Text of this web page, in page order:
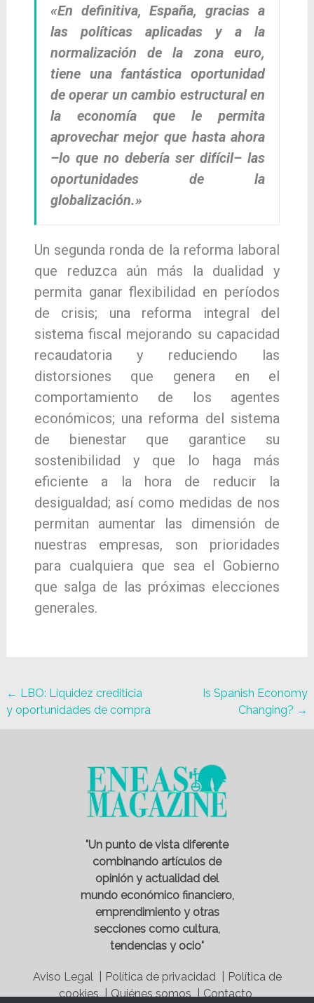
«En definitiva, España, gracias a
las políticas aplicadas y a la
normalización de la zona euro,
tiene una fantástica oportunidad
de operar un cambio estructural en
la economía que le permita
aprovechar mejor que hasta ahora
–lo que no debería ser difícil– las
oportunidades de la
globalización.»
Un segunda ronda de la reforma laboral
que reduzca aún más la dualidad y
permita ganar flexibilidad en períodos
de crisis; una reforma integral del
sistema fiscal mejorando su capacidad
recaudatoria y reduciendo las
distorsiones que genera en el
comportamiento de los agentes
económicos; una reforma del sistema
de bienestar que garantice su
sostenibilidad y que lo haga más
eficiente a la hora de reducir la
desigualdad; así como medidas de nos
permitan aumentar las dimensión de
nuestras empresas, son prioridades
para cualquiera que sea el Gobierno
que salga de las próximas elecciones
generales.
← LBO: Liquidez crediticia
y oportunidades de compra
Is Spanish Economy
Changing? →
"Un punto de vista diferente
combinando artículos de
opinión y actualidad del
mundo económico financiero,
emprendimiento y otras
secciones como cultura,
tendencias y ocio"
Aviso Legal | Política de privacidad |
Política de
cookies | Quiénes somos | Contacto